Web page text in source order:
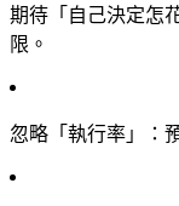
期待「自己決定怎花
限。
忽略「執行率」 ：